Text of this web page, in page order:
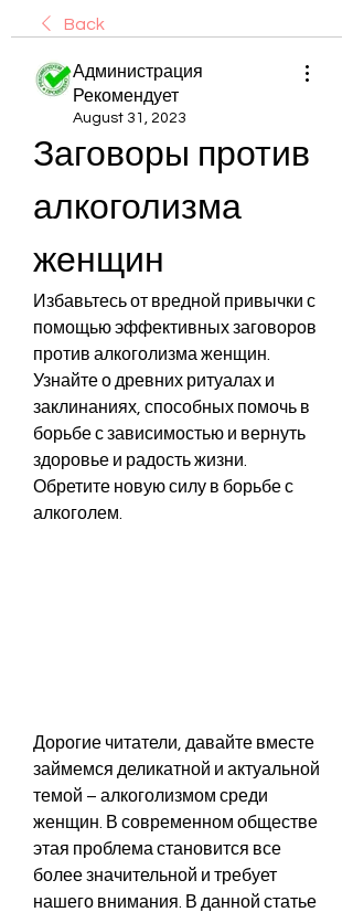
Back
Администрация
Рекомендует
August 31, 2023
Заговоры против
алкоголизма
женщин
Избавьтесь от вредной привычки с
помощью эффективных заговоров
против алкоголизма женщин.
Узнайте о древних ритуалах и
заклинаниях, способных помочь в
борьбе с зависимостью и вернуть
здоровье и радость жизни.
Обретите новую силу в борьбе с
алкоголем.
Дорогие читатели, давайте вместе
займемся деликатной и актуальной
темой – алкоголизмом среди
женщин. В современном обществе
этая проблема становится все
более значительной и требует
нашего внимания. В данной статье